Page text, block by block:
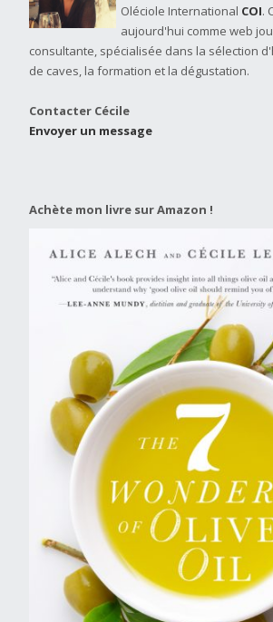
Oléciole International COI.
aujourd'hui comme web
consultante, spécialisée dans la sélection
de caves, la formation et la dégustation.
Contacter Cécile
Envoyer un message
Achète mon livre sur Amazon !